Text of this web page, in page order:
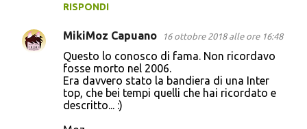
RISPONDI
MikiMoz Capuano 16 ottobre 2018 alle ore 16:48
Questo lo conosco di fama. Non ricordavo
fosse morto nel 2006.
Era davvero stato la bandiera di una Inter
top, che bei tempi quelli che hai ricordato e
descritto... :)